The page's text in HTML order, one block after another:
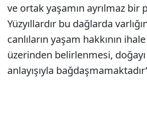
ve ortak yaşamın ayrılmaz bir
Yüzyıllardır bu dağlarda
canlıların yaşam hakkının
üzerinden belirlenmesi,
anlayışıyla